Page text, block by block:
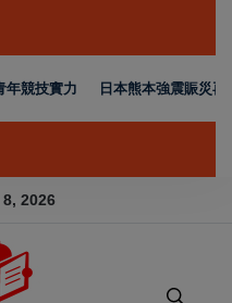
實力 日本熊本強震賑災再獲支
2026